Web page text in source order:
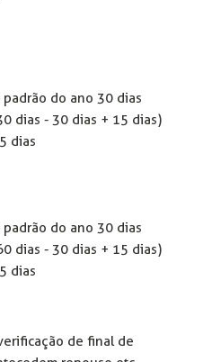
do ano 30 dias
dias - 30 dias + 15 dias)
dias
do ano 30 dias
dias - 30 dias + 15 dias)
dias
de final de